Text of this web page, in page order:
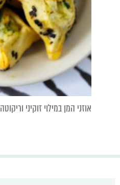
אוזני המן במילוי זוקיני וריקוטה